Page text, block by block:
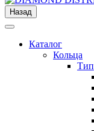
Назад
Каталог
Кольца
Тип